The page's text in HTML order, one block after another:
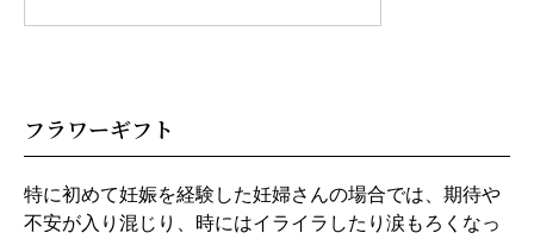
フラワーギフト
特に初めて妊娠を経験した妊婦さんの場合では、期待や
不安が入り混じり、時にはイライラしたり涙もろくなっ